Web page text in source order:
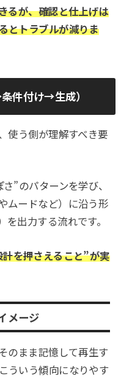
るが、確認と仕上げは
とトラブルが減りま
件付け→生成）
使う側が理解すべき要
”のパターンを学び、
ムードなど）に沿う形
出力する流れです。
を押さえること”が実
メージ
のまま記憶して再生す
ういう傾向になりやす